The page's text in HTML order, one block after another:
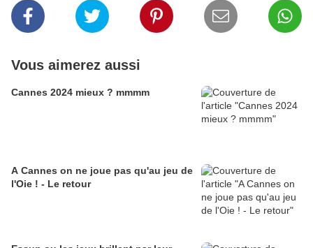
Vous aimerez aussi
Cannes 2024 mieux ? mmmm
A Cannes on ne joue pas qu'au jeu de
l'Oie ! - Le retour